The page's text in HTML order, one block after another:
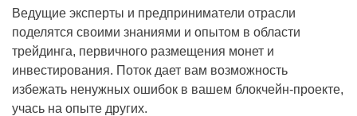
Ведущие эксперты и предприниматели отрасли
поделятся своими знаниями и опытом в области
трейдинга, первичного размещения монет и
инвестирования. Поток дает вам возможность
избежать ненужных ошибок в вашем блокчейн-проекте,
учась на опыте других.